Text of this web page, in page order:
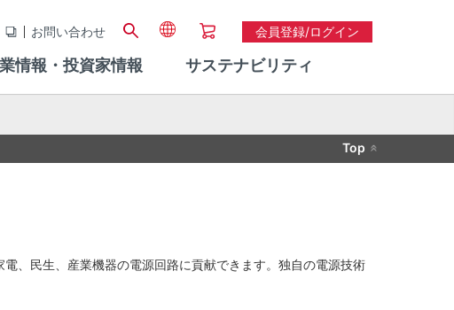
お問い合わせ 会員登録/ログイン
情報・投資家情報 サステナビリティ
Top
、民生、産業機器の電源回路に貢献できます。独自の電源技術